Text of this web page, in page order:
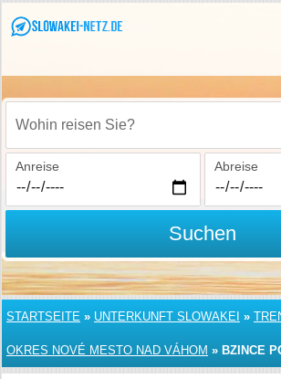
Wohin reisen Sie?
Anreise Abreise
Suchen
STARTSEITE » UNTERKUNFT SLOWAKEI »
OKRES NOVÉ MESTO NAD VÁHOM » BZINCE